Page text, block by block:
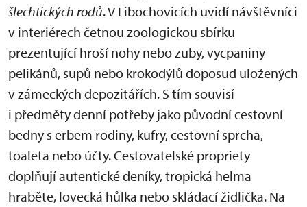
šlechtických rodů. V Libochovicích uvidí návštěvníci
v interiérech četnou zoologickou sbírku
prezentující hroší nohy nebo zuby, vycpaniny
pelikánů, supů nebo krokodýlů doposud uložených
v zámeckých depozitářích. S tím souvisí
i předměty denní potřeby jako původní cestovní
bedny s erbem rodiny, kufry, cestovní sprcha,
toaleta nebo účty. Cestovatelské propriety
doplňují autentické deníky, tropická helma
hraběte, lovecká hůlka nebo skládací židlička. Na